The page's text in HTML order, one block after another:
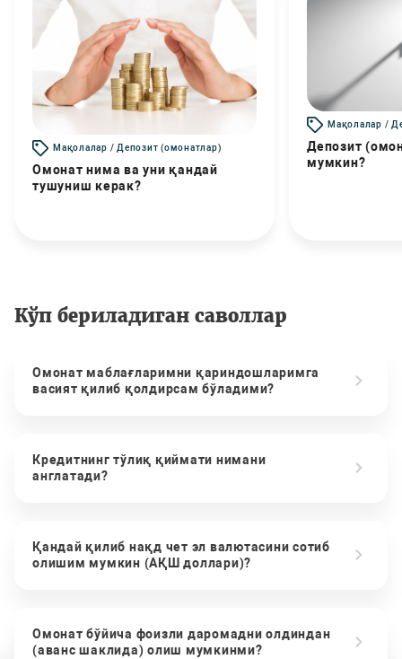
Мақолалар / Депозит (омонатлар)
Омонат нима ва уни қандай
тушуниш керак?
Мақолалар /
Депозит
мумкин?
Кўп бериладиган саволлар
Омонат маблағларимни қариндошларимга
васият қилиб қолдирсам бўладими?
Кредитнинг тўлиқ қиймати нимани
англатади?
Қандай қилиб нақд чет эл валютасини сотиб
олишим мумкин (АҚШ доллари)?
Омонат бўйича фоизли даромадни олдиндан
(аванс шаклида) олиш мумкинми?